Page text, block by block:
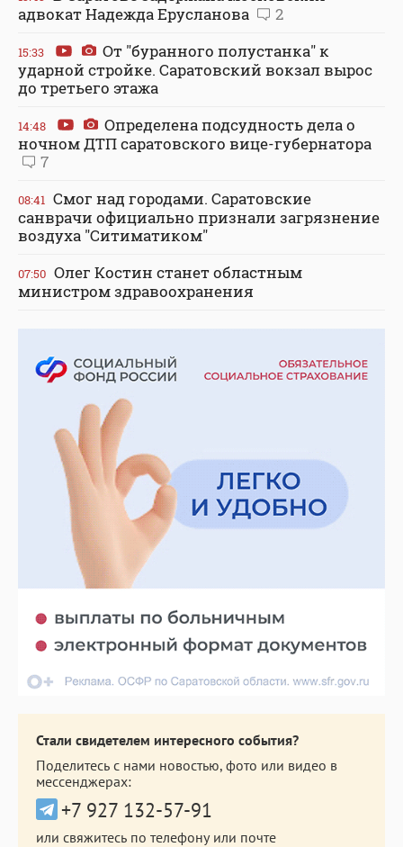
адвокат Надежда Ерусланова
2
15:33
От "буранного полустанка" к
ударной стройке. Саратовский вокзал вырос
до третьего этажа
14:48
Определена подсудность дела о
ночном ДТП саратовского вице-губернатора
7
08:41 Смог над городами. Саратовские
санврачи официально признали загрязнение
воздуха "Ситиматиком"
07:50 Олег Костин станет областным
министром здравоохранения
Стали свидетелем интересного события?
Поделитесь с нами новостью, фото или видео в
мессенджерах:
+7 927 132-57-91
или свяжитесь по телефону или почте